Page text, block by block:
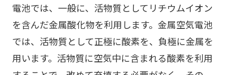
電池では、一般に、活物質としてリチウムイオン
を含んだ金属酸化物を利用します。金属空気電池
では、活物質として正極に酸素を、負極に金属を
用います。活物質に空気中に含まれる酸素を利用